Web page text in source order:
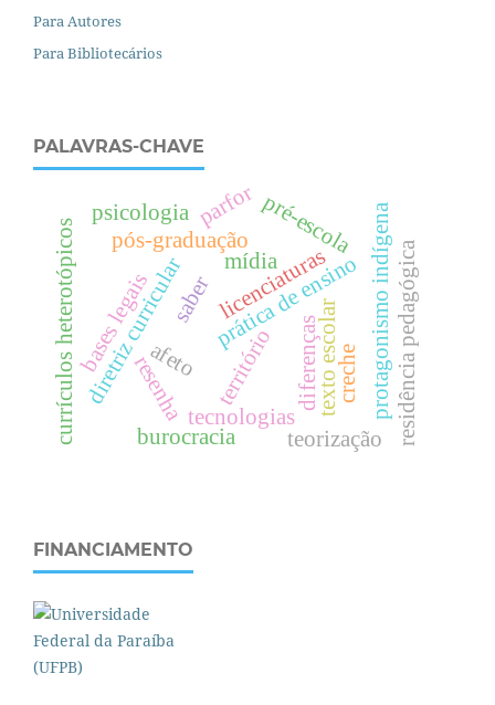
Para Autores
Para Bibliotecários
PALAVRAS-CHAVE
resenha território
diretriz curricular prática de ensino
texto escolar
pós-graduação protagonismo indígena
saber
mídia residência pedagógica
licenciaturas
parforpré-escola
creche
bases legais
psicologia
currículos heterotópicos tecnologias
teorização
diferenças
afeto
burocracia
FINANCIAMENTO